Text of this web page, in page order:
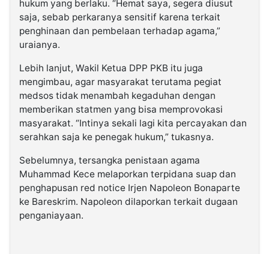
hukum yang berlaku. “Hemat saya, segera diusut
saja, sebab perkaranya sensitif karena terkait
penghinaan dan pembelaan terhadap agama,”
uraianya.
Lebih lanjut, Wakil Ketua DPP PKB itu juga
mengimbau, agar masyarakat terutama pegiat
medsos tidak menambah kegaduhan dengan
memberikan statmen yang bisa memprovokasi
masyarakat. “Intinya sekali lagi kita percayakan dan
serahkan saja ke penegak hukum,” tukasnya.
Sebelumnya, tersangka penistaan agama
Muhammad Kece melaporkan terpidana suap dan
penghapusan red notice Irjen Napoleon Bonaparte
ke Bareskrim. Napoleon dilaporkan terkait dugaan
penganiayaan.